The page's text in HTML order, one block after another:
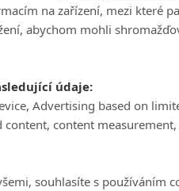
na zařízení, mezi které
abychom mohli
údaje:
Advertising based on
content
souhlasíte s používáním